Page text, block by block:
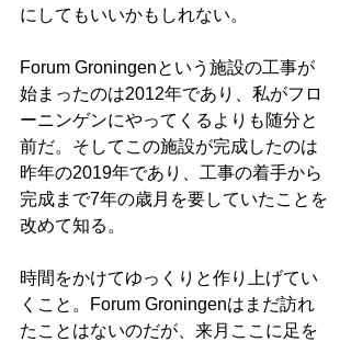
にしてもいいかもしれない。
Forum Groningenという施設の工事が
始まったのは2012年であり、私がフロ
ーニンゲンにやってくるよりも随分と
前だ。そしてこの施設が完成したのは
昨年の2019年であり、工事の着手から
完成まで7年の歳月を要していたことを
改めて知る。
時間をかけてゆっくりと作り上げてい
くこと。Forum Groningenはまだ訪れ
たことはないのだが、来月ここに足を